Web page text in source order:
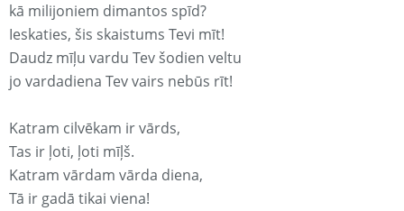
kā milijoniem dimantos spīd?
Ieskaties, šis skaistums Tevi mīt!
Daudz mīļu vardu Tev šodien veltu
jo vardadiena Tev vairs nebūs rīt!
Katram cilvēkam ir vārds,
Tas ir ļoti, ļoti mīļš.
Katram vārdam vārda diena,
Tā ir gadā tikai viena!